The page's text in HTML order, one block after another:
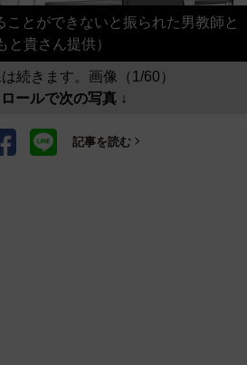
ことができないと振られた男教師と
貴さん提供）
続きます。画像（1/60）
ールで次の写真 ↓
記事を読む